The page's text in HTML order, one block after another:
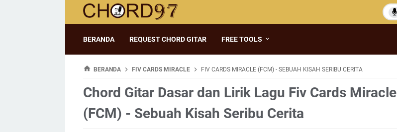
BERANDA REQUEST CHORD GITAR FREE TOOLS
BERANDA FIV CARDS MIRACLE FIV CARDS MIRACLE (FCM) - SEBUAH KISAH SERIBU CERITA
Chord Gitar Dasar dan Lirik Lagu Fiv Cards Miracle
(FCM) - Sebuah Kisah Seribu Cerita